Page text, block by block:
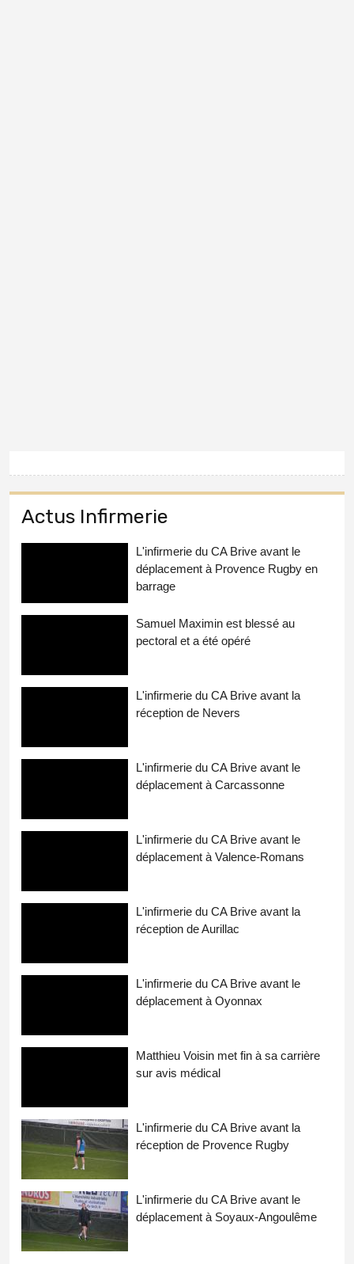
Actus Infirmerie
L'infirmerie du CA Brive avant le
déplacement à Provence Rugby en
barrage
Samuel Maximin est blessé au
pectoral et a été opéré
L'infirmerie du CA Brive avant la
réception de Nevers
L'infirmerie du CA Brive avant le
déplacement à Carcassonne
L'infirmerie du CA Brive avant le
déplacement à Valence-Romans
L'infirmerie du CA Brive avant la
réception de Aurillac
L'infirmerie du CA Brive avant le
déplacement à Oyonnax
Matthieu Voisin met fin à sa carrière
sur avis médical
L'infirmerie du CA Brive avant la
réception de Provence Rugby
L'infirmerie du CA Brive avant le
déplacement à Soyaux-Angoulême